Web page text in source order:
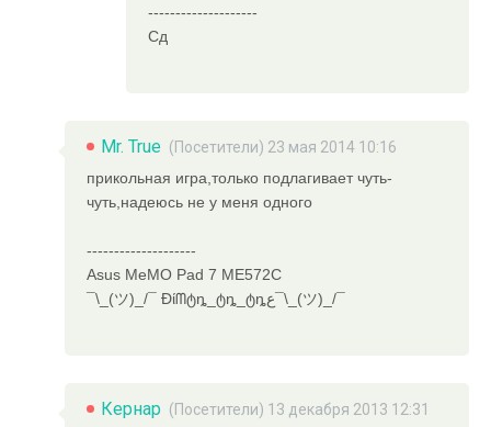
--------------------
Сд
Mr. True (Посетители) 23 мая 2014 10:16
прикольная игра,только подлагивает чуть-
чуть,надеюсь не у меня одного
--------------------
Asus MeMO Pad 7 ME572C
¯\_(ツ)_/¯ Đίᗰტȵ_ტȵ_ტȵع¯\_(ツ)_/¯
Кернар (Посетители) 13 декабря 2013 12:31